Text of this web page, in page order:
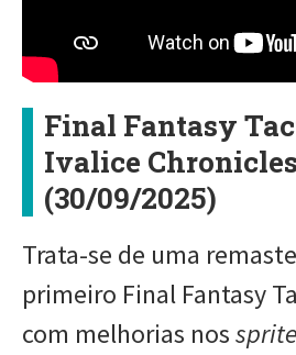
Final Fantasy
Ivalice Chronicles
(30/09/2025)
Trata-se de uma
primeiro Final Fantasy
com melhorias nos